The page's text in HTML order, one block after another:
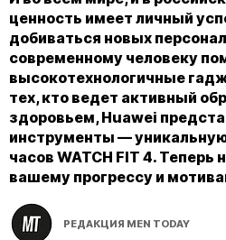
ценность имеет личный
добиваться новых
современному человеку
высокотехнологичные
тех, кто ведет активный
здоровьем, Huawei
инструменты —
часов WATCH FIT 4. Теперь
вашему прогрессу и
РЕДАКЦИЯ MEN TODAY